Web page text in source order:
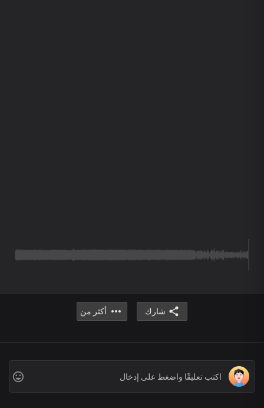
شارك أكثر من